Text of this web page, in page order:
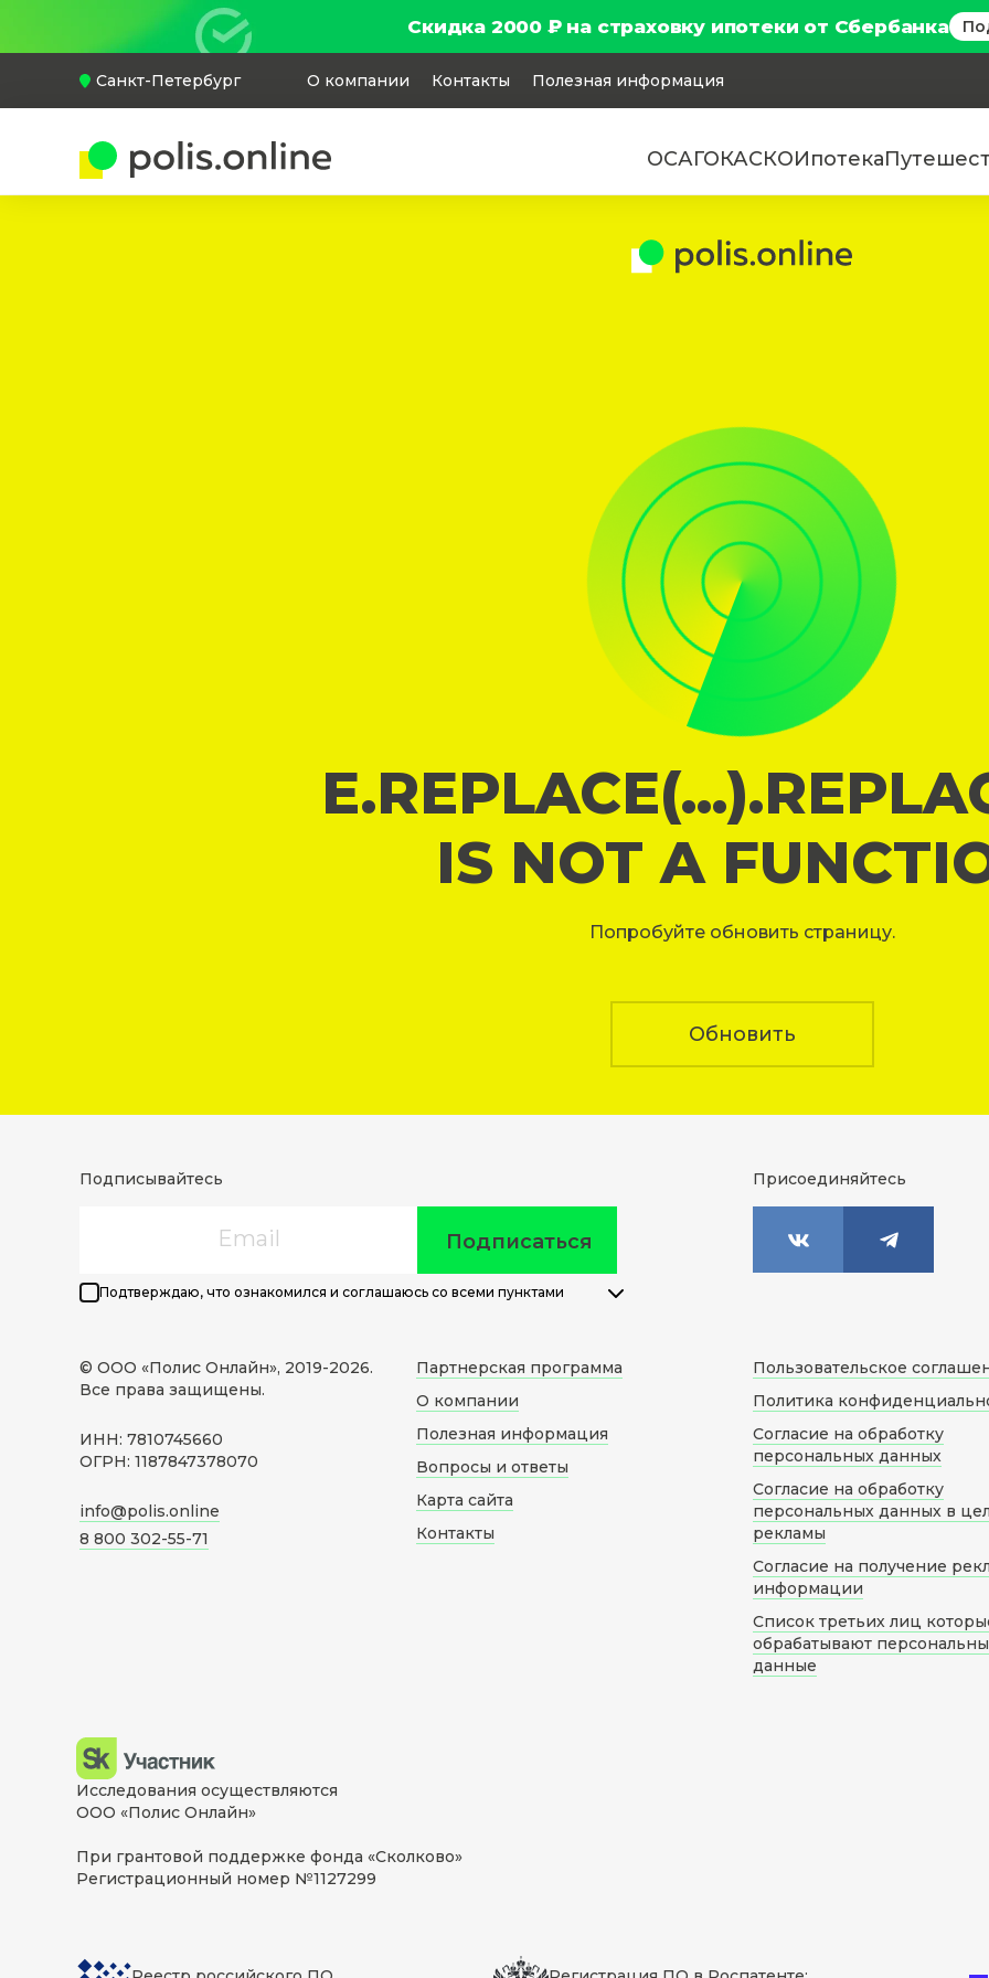
Скидка 2000 ₽ на страховку ипотеки от Сбербанка
Санкт-Петербург О компании Контакты Полезная информация
ОСАГОКАСКОИпотека
IS NOT A
Попробуйте обновить страницу.
Обновить
Подписывайтесь
Подписаться
Подтверждаю, что ознакомился и соглашаюсь со всеми пунктами
Присоединяйтесь
© ООО «Полис Онлайн», 2019-2026.
Все права защищены.
ИНН: 7810745660
ОГРН: 1187847378070
info@polis.online
8 800 302-55-71
Партнерская программа
О компании
Полезная информация
Вопросы и ответы
Карта сайта
Контакты
Пользовательское
Политика
Согласие на обработку
персональных данных
Согласие на обработку
персональных данных в
рекламы
Согласие на получение
информации
Список третьих лиц
обрабатывают
данные
Исследования осуществляются
ООО «Полис Онлайн»
При грантовой поддержке фонда «Сколково»
Регистрационный номер №1127299